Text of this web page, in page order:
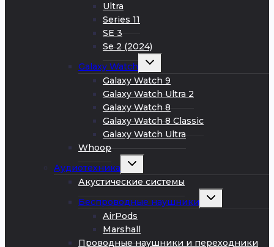
Ultra
Series 11
SE 3
Se 2 (2024)
Galaxy Watch
Развернуть
меню
Galaxy Watch 9
Galaxy Watch Ultra 2
Galaxy Watch 8
Galaxy Watch 8 Classic
Galaxy Watch Ultra
Whoop
Аудиотехника
Развернуть
меню
Акустические системы
Беспроводные наушники
Развернуть
AirPods
Marshall
Проводные наушники и переходники